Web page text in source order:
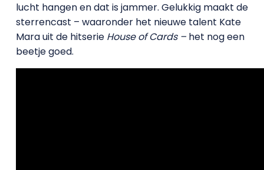
lucht hangen en dat is jammer. Gelukkig maakt de
sterrencast – waaronder het nieuwe talent Kate
Mara uit de hitserie House of Cards –het nog een
beetje goed.